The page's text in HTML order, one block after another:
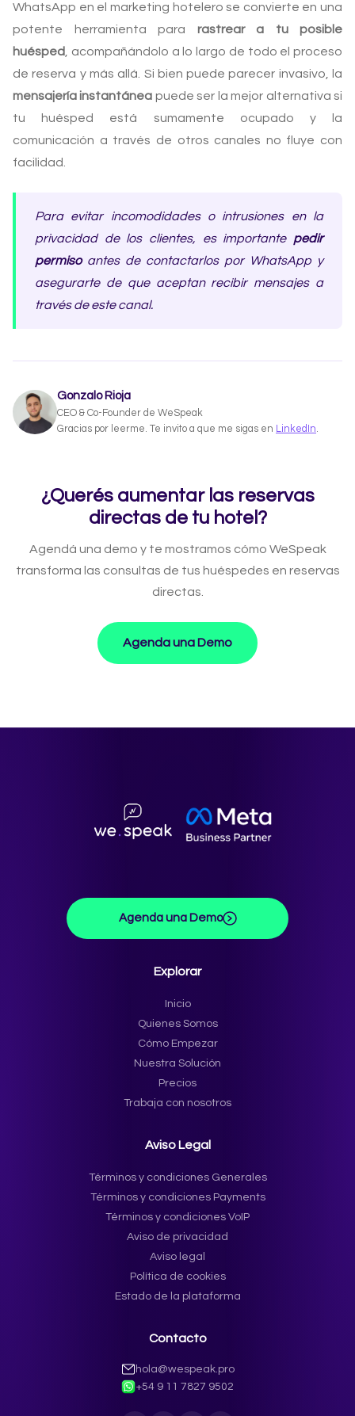
WhatsApp en el marketing hotelero se convierte en una
potente herramienta para rastrear a tu posible
huésped
, acompañándolo a lo largo de todo el proceso
de reserva y más allá. Si bien puede parecer invasivo, la
mensajería instantánea puede ser la mejor alternativa si
tu huésped está sumamente ocupado y la
comunicación a través de otros canales no fluye con
facilidad.
Para evitar incomodidades o intrusiones en la
privacidad de los clientes, es importante pedir
permisoantes de contactarlos por WhatsApp y
asegurarte de que aceptan recibir mensajes a
través de este canal.
Gonzalo Rioja
CEO & Co-Founder de WeSpeak
Gracias por leerme. Te invito a que me sigas en LinkedIn.
¿Querés aumentar las reservas
directas de tu hotel?
Agendá una demo y te mostramos cómo WeSpeak
transforma las consultas de tus huéspedes en reservas
directas.
Agenda una Demo
Agenda una Demo
Explorar
Inicio
Quienes Somos
Cómo Empezar
Nuestra Solución
Precios
Trabaja con nosotros
Aviso Legal
Términos y condiciones Generales
Términos y condiciones Payments
Términos y condiciones VoIP
Aviso de privacidad
Aviso legal
Política de cookies
Estado de la plataforma
Contacto
hola@wespeak.pro
+54 9 11 7827 9502